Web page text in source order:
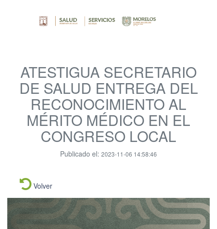
ATESTIGUA SECRETARIO
DE SALUD ENTREGA DEL
RECONOCIMIENTO AL
MÉRITO MÉDICO EN EL
CONGRESO LOCAL
Publicado el: 2023-11-06 14:58:46
Volver